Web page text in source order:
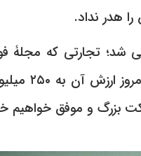
هدر نداد.
شد؛ تجارتی که مجلۀ
٢۰١٣، ارزش آن را ٢۰۰
بزرگ و موفق خواهیم